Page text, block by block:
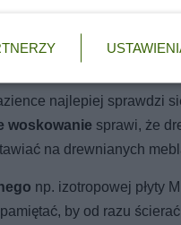
używana do
Za wyjątkowymi
najlepiej sprawdzi
woskowanie sprawi, że
na drewnianych
np. izotropowej płyty
by od razu